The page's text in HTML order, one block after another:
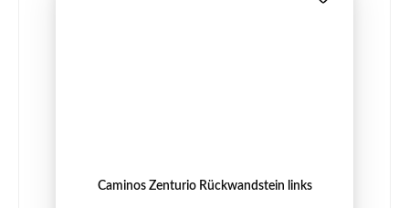
Caminos Zenturio Rückwandstein links